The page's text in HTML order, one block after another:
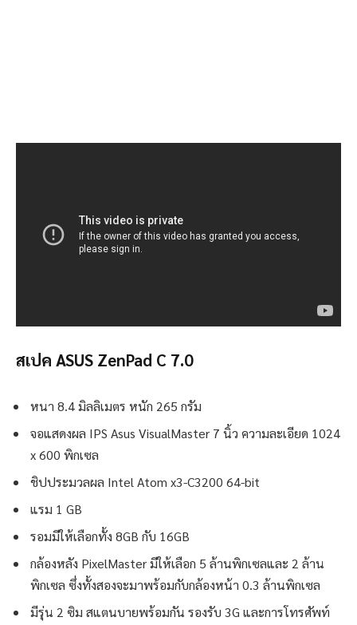
สเปค ASUS ZenPad C 7.0
หนา 8.4 มิลลิเมตร หนัก 265 กรัม
จอแสดงผล IPS Asus VisualMaster 7 นิ้ว ความละเอียด 1024
x 600 พิกเซล
ชิปประมวลผล Intel Atom x3-C3200 64-bit
แรม 1 GB
รอมมีให้เลือกทั้ง 8GB กับ 16GB
กล้องหลัง PixelMaster มีให้เลือก 5 ล้านพิกเซลและ 2 ล้าน
พิกเซล ซึ่งทั้งสองจะมาพร้อมกับกล้องหน้า 0.3 ล้านพิกเซล
มีรุ่น 2 ซิม สแตนบายพร้อมกัน รองรับ 3G และการโทรศัพท์